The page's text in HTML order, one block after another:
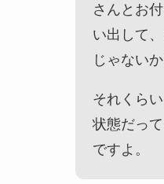
さんとお
い出して
じゃない
それくら
状態だっ
ですよ。